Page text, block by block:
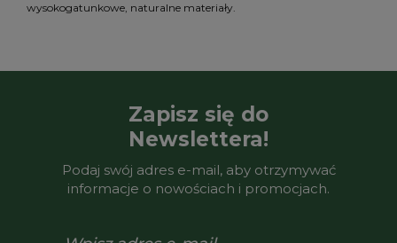
wysokogatunkowe, naturalne materiały.
Zapisz się do
Newslettera!
Podaj swój adres e-mail, aby otrzymywać
informacje o nowościach i promocjach.